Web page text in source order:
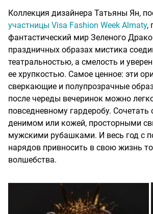
Коллекция дизайнера Татьяны Ян,
участницы Visa Fashion Week Almaty,
фантастический мир Зеленого
праздничных образах мистика
театральностью, а смелость и
ее хрупкостью. Самое ценное: эти
сверкающие и полупрозрачные
после череды вечеринок можно
повседневному гардеробу.
денимом или кожей, просторными
мужскими рубашками. И весь год с
нарядов привносить в свою жизнь
волшебства.